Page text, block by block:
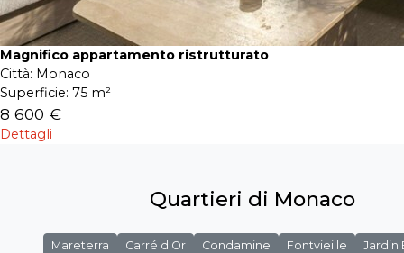
Magnifico appartamento ristrutturato
Città: Monaco
Superficie: 75 m²
8 600 €
Dettagli
Quartieri di Monaco
Mareterra Carré d'Or Condamine Fontvieille
Jardin